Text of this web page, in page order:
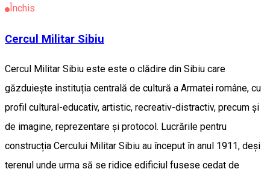
Închis
Cercul Militar Sibiu
Cercul Militar Sibiu este este o clădire din Sibiu care
găzduiește instituția centrală de cultură a Armatei române, cu
profil cultural-educativ, artistic, recreativ-distractiv, precum și
de imagine, reprezentare și protocol. Lucrările pentru
construcția Cercului Militar Sibiu au început în anul 1911, deși
terenul unde urma să se ridice edificiul fusese cedat de